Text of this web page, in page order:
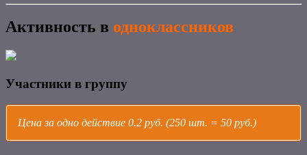
Активность в одноклассников
Участники в группу
Цена за одно действие 0.2 руб. (250 шт. = 50 руб.)